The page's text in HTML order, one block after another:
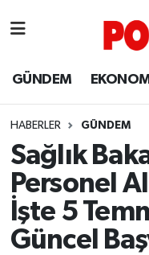
GÜNDEM
HABERLER GÜNDEM
Sağlık
Personel
İşte 5
Güncel
Ayvalık
Balya
Bandırma
Bigadiç
Balıkesir Hava
Balıkesir Namaz
Balıkesir Trafik
Süper Lig Puan